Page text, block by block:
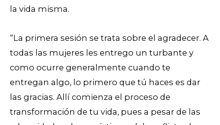
la vida misma.
“La primera sesión se trata sobre el agradecer. A
todas las mujeres les entrego un turbante y
como ocurre generalmente cuando te
entregan algo, lo primero que tú haces es dar
las gracias. Allí comienza el proceso de
transformación de tu vida, pues a pesar de las